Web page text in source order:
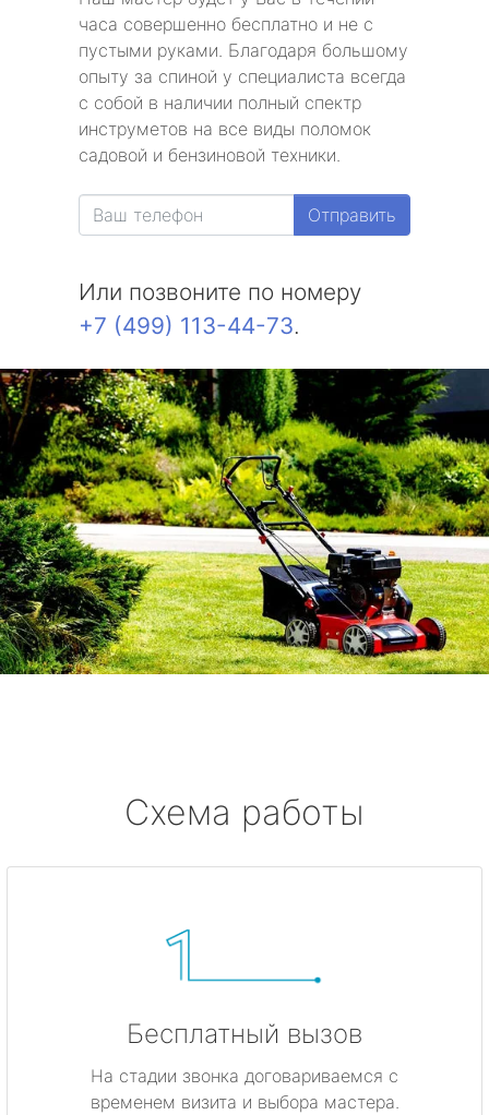
часа совершенно бесплатно и не с
пустыми руками. Благодаря большому
опыту за спиной у специалиста всегда
с собой в наличии полный спектр
инструметов на все виды поломок
садовой и бензиновой техники.
Отправить
Или позвоните по номеру
+7 (499) 113-44-73.
Схема работы
Бесплатный вызов
На стадии звонка договариваемся с
временем визита и выбора мастера.